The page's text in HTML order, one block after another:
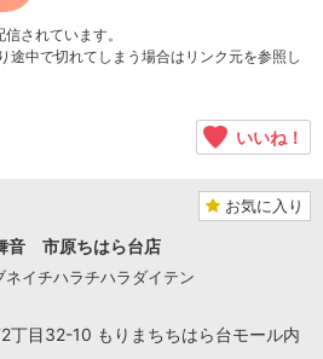
されています。
途中で切れてしまう場合はリンク元を参照し
いいね！
お気に入り
音 市原ちはら台店
ネイチハラチハラダイテン
丁目32-10 もりまちちはら台モール内